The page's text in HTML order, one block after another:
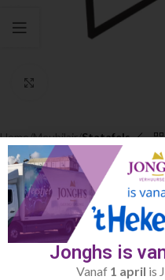
Home Meubilair Statafels
Kubo Statafel zwart
€17.50
Afmeting 70 x 70 x 110 cm
Toevoegen aan verlanglijst
Jonghs is
Vanaf 1 april is